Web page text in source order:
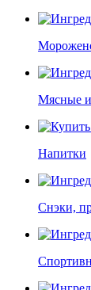
Мясные
Напитки
Снэки,